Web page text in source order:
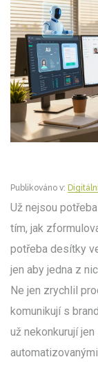
Publikováno v:
Už nejsou
tím, jak
potřeba desítky
jen aby jedna z
Ne jen zrychlil
komunikují s
už nekonkurují